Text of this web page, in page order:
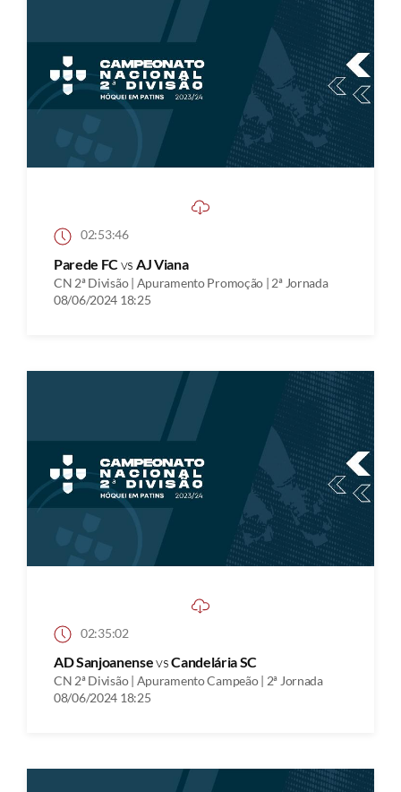
02:53:46
Parede FCvs AJ Viana
CN 2ª Divisão | Apuramento Promoção | 2ª Jornada
08/06/2024 18:25
02:35:02
AD SanjoanensevsCandelária SC
CN 2ª Divisão | Apuramento Campeão | 2ª Jornada
08/06/2024 18:25